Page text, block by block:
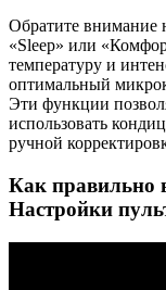
Обратите внимание
«Sleep» или
температуру и
оптимальный
Эти функции
использовать
ручной
Как правильно
Настройки